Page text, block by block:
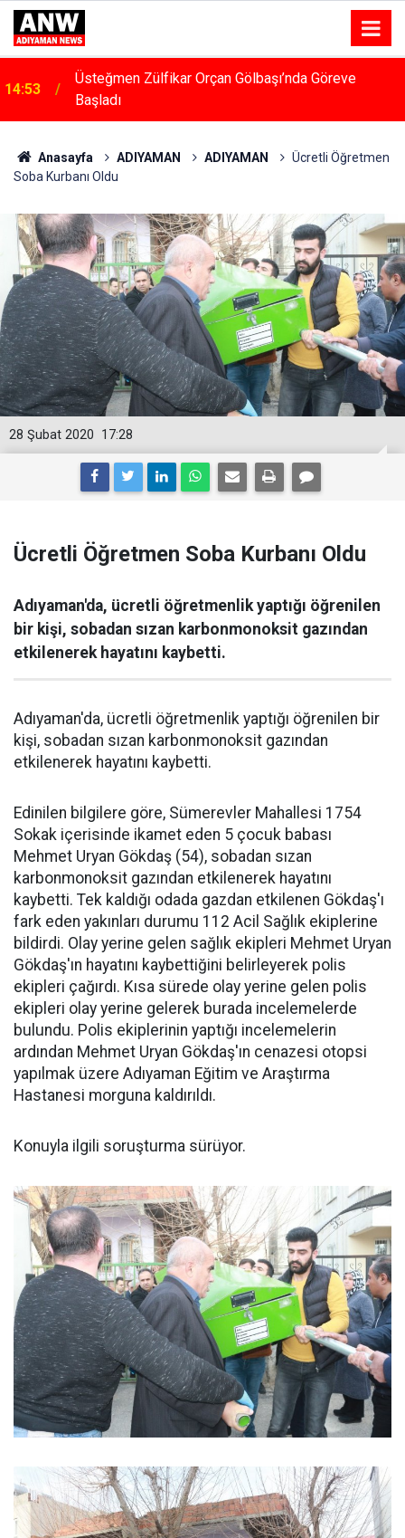
14:48 Menfeze Çarpan Araç Sürücüsü Yaralandı
Anasayfa ADIYAMAN ADIYAMAN
Ücretli Öğretmen
Soba Kurbanı Oldu
17:28
28 Şubat 2020
Ücretli Öğretmen Soba Kurbanı Oldu
Adıyaman'da, ücretli öğretmenlik yaptığı öğrenilen
bir kişi, sobadan sızan karbonmonoksit gazından
etkilenerek hayatını kaybetti.
Adıyaman'da, ücretli öğretmenlik yaptığı öğrenilen bir
kişi, sobadan sızan karbonmonoksit gazından
etkilenerek hayatını kaybetti.
Edinilen bilgilere göre, Sümerevler Mahallesi 1754
Sokak içerisinde ikamet eden 5 çocuk babası
Mehmet Uryan Gökdaş (54), sobadan sızan
karbonmonoksit gazından etkilenerek hayatını
kaybetti. Tek kaldığı odada gazdan etkilenen Gökdaş'ı
fark eden yakınları durumu 112 Acil Sağlık ekiplerine
bildirdi. Olay yerine gelen sağlık ekipleri Mehmet Uryan
Gökdaş'ın hayatını kaybettiğini belirleyerek polis
ekipleri çağırdı. Kısa sürede olay yerine gelen polis
ekipleri olay yerine gelerek burada incelemelerde
bulundu. Polis ekiplerinin yaptığı incelemelerin
ardından Mehmet Uryan Gökdaş'ın cenazesi otopsi
yapılmak üzere Adıyaman Eğitim ve Araştırma
Hastanesi morguna kaldırıldı.
Konuyla ilgili soruşturma sürüyor.